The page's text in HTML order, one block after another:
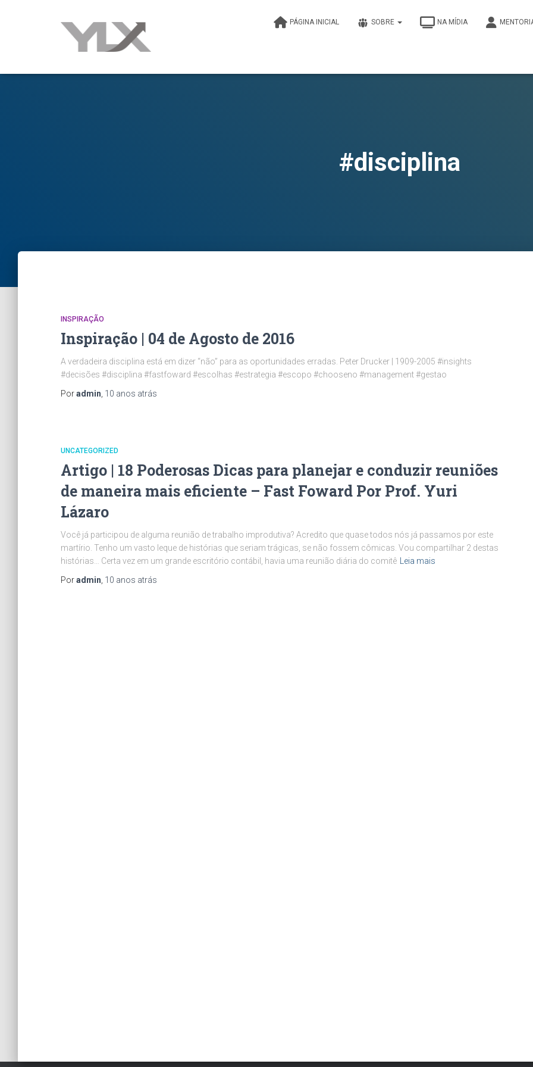
PÁGINA INICIAL SOBRE NA MÍDIA
#disciplina
INSPIRAÇÃO
Inspiração | 04 de Agosto de 2016
A verdadeira discipli­na está em dizer “não­” para as oportunidad­es erradas. Peter Drucker | 1909-2005 #insights
#decisões #disciplina #fastfoward #escolhas #estrategia #escopo #chooseno #management #gestao
Poradmin 10 anos atrás
UNCATEGORIZED
Artigo | 18 Poderosas Dicas para planejar e conduzir reuniões
de maneira mais eficiente – Fast Foward Por Prof. Yuri
Lázaro
Você já participou de alguma reunião de trabalho improdutiva? Acredito que quase todos nós já passamos por este
martírio. Tenho um vasto leque de histórias que seriam trágicas, se não fossem cômicas. Vou compartilhar 2 destas
histórias… Certa vez em um grande escritório contábil, havia uma reunião diária do comitê
Leia mais
Poradmin 10 anos atrás